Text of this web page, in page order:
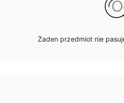
Żaden przedmiot nie